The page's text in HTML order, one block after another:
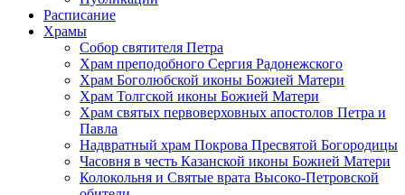
Расписание
Храмы
Собор святителя Петра
Храм преподобного Сергия Радонежского
Храм Боголюбской иконы Божией Матери
Храм Толгской иконы Божией Матери
Храм святых первоверховных апостолов Петра и
Павла
Надвратный храм Покрова Пресвятой Богородицы
Часовня в честь Казанской иконы Божией Матери
Колокольня и Святые врата Высоко-Петровской